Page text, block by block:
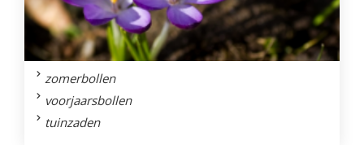
zomerbollen
voorjaarsbollen
tuinzaden